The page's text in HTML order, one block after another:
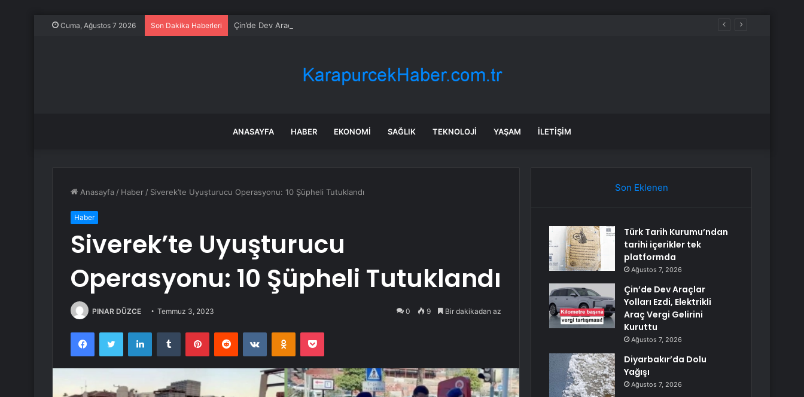
Cuma, Ağustos 7 2026 Son Dakika Haberleri Çin’de Dev Araçlar Yolları Ezdi, Elektrikli Araç Vergi Gelirini Kuruttu
ANASAYFA HABER EKONOMI SAĞLIK TEKNOLOJI YAŞAM İLETIŞIM
Anasayfa / Haber / Siverek’te Uyuşturucu Operasyonu: 10 Şüpheli Tutuklandı
Haber
Siverek’te Uyuşturucu
Operasyonu: 10 Şüpheli Tutuklandı
PINAR DÜZCE Temmuz 3, 2023 0 9 Bir dakikadan az
FacebookTwitter LinkedInTumblr PinterestReddit VKontakteOdnoklassniki
Pocket
Son Eklenen
Türk Tarih Kurumu’ndan
tarihi içerikler tek
platformda
Ağustos 7, 2026
Çin’de Dev Araçlar
Yolları Ezdi, Elektrikli
Araç Vergi Gelirini
Kuruttu
Ağustos 7, 2026
Diyarbakır’da Dolu
Yağışı
Ağustos 7, 2026